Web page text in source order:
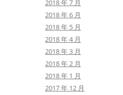
2018 年 7 月
2018 年 6 月
2018 年 5 月
2018 年 4 月
2018 年 3 月
2018 年 2 月
2018 年 1 月
2017 年 12 月